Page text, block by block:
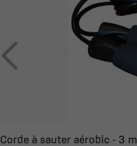
Corde à sauter aérobic - 3 m